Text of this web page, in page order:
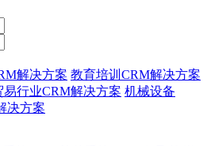
解决方案 教育培训CRM解决方案
易行业CRM解决方案 机械设备
决方案